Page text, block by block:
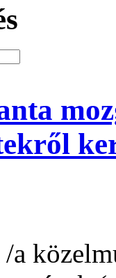
a